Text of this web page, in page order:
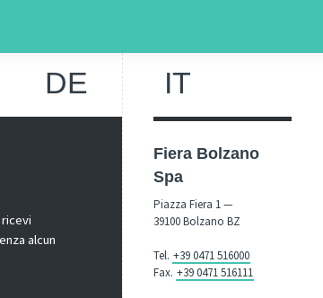
DE IT
alcun
Fiera Bolzano
Spa
Piazza Fiera 1 —
39100 Bolzano BZ
Tel. +39 0471 516000
Fax. +39 0471 516111